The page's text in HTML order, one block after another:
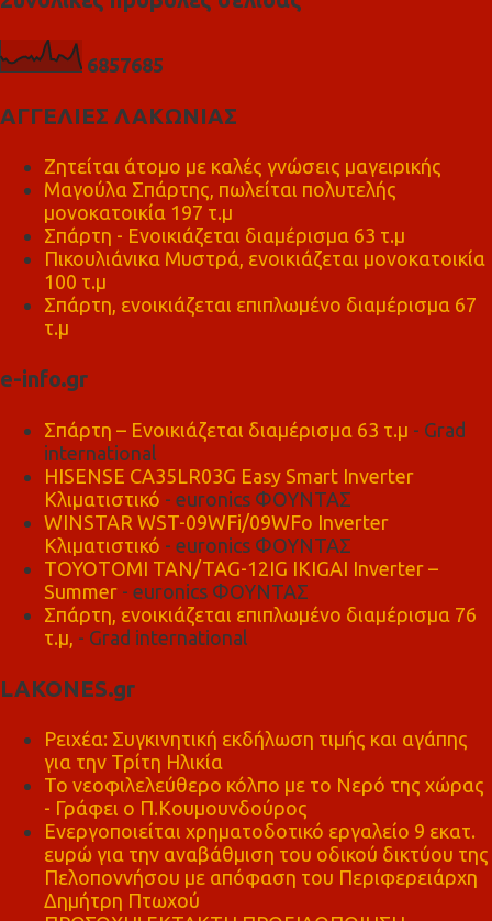
6857685
ΑΓΓΕΛΙΕΣ ΛΑΚΩΝΙΑΣ
Ζητείται άτομο με καλές γνώσεις μαγειρικής
Μαγούλα Σπάρτης, πωλείται πολυτελής
μονοκατοικία 197 τ.μ
Σπάρτη - Ενοικιάζεται διαμέρισμα 63 τ.μ
Πικουλιάνικα Μυστρά, ενοικιάζεται μονοκατοικία
100 τ.μ
Σπάρτη, ενοικιάζεται επιπλωμένο διαμέρισμα 67
τ.μ
e-info.gr
Σπάρτη – Ενοικιάζεται διαμέρισμα 63 τ.μ - Grad
international
HISENSE CA35LR03G Easy Smart Inverter
Κλιματιστικό - euronics ΦΟΥΝΤΑΣ
WINSTAR WST-09WFi/09WFo Inverter
Κλιματιστικό - euronics ΦΟΥΝΤΑΣ
TOYOTOMI TAN/TAG-12IG IKIGAI Inverter –
Summer - euronics ΦΟΥΝΤΑΣ
Σπάρτη, ενοικιάζεται επιπλωμένο διαμέρισμα 76
τ.μ, - Grad international
LAKONES.gr
Ρειχέα: Συγκινητική εκδήλωση τιμής και αγάπης
για την Τρίτη Ηλικία
Το νεοφιλελεύθερο κόλπο με το Νερό της χώρας
- Γράφει ο Π.Κουμουνδούρος
Ενεργοποιείται χρηματοδοτικό εργαλείο 9 εκατ.
ευρώ για την αναβάθμιση του οδικού δικτύου της
Πελοποννήσου με απόφαση του Περιφερειάρχη
Δημήτρη Πτωχού